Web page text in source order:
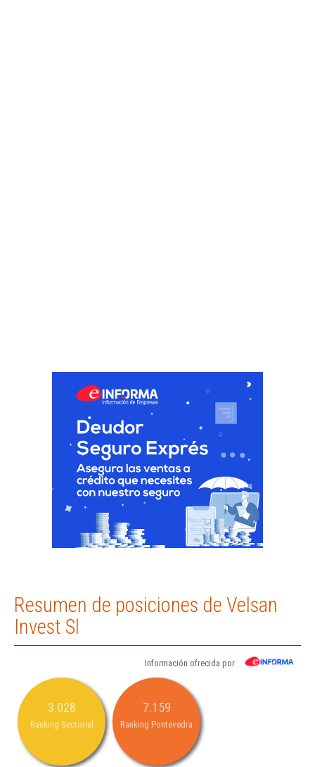
Resumen de posiciones de Velsan
Invest Sl
Información ofrecida por
3.028
Ranking Sectorial
7.159
Ranking Pontevedra